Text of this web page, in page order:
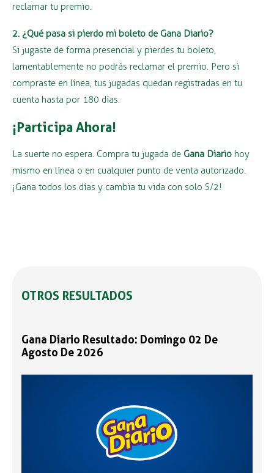
reclamar tu premio.
2. ¿Qué pasa si pierdo mi boleto de Gana Diario?
Si jugaste de forma presencial y pierdes tu boleto,
lamentablemente no podrás reclamar el premio. Pero si
compraste en línea, tus jugadas quedan registradas en tu
cuenta hasta por 180 días.
¡Participa Ahora!
La suerte no espera. Compra tu jugada de Gana Diario hoy
mismo en línea o en cualquier punto de venta autorizado.
¡Gana todos los días y cambia tu vida con solo S/2!
OTROS RESULTADOS
Gana Diario Resultado: Domingo 02 De
Agosto De 2026